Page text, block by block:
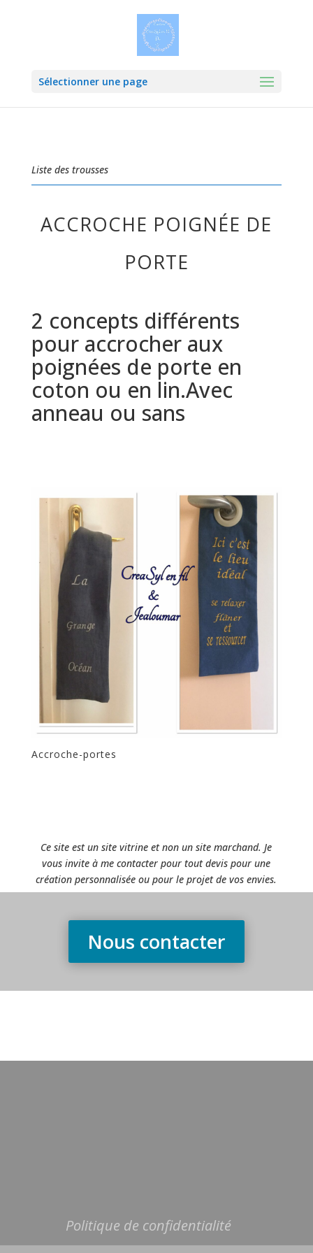
Sélectionner une page
Liste des trousses
ACCROCHE POIGNÉE DE
PORTE
2 concepts différents
pour accrocher aux
poignées de porte en
coton ou en lin.Avec
anneau ou sans
Accroche-portes
Ce site est un site vitrine et non un site marchand. Je
vous invite à me contacter pour tout devis pour une
création personnalisée ou pour le projet de vos envies.
Nous contacter
Politique de confidentialité